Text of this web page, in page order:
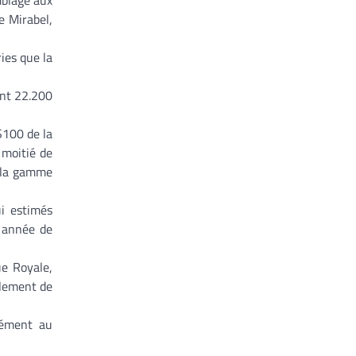
Mirabel,
que la
22.200
de la
de
gamme
estimés
de
Royale,
de
au